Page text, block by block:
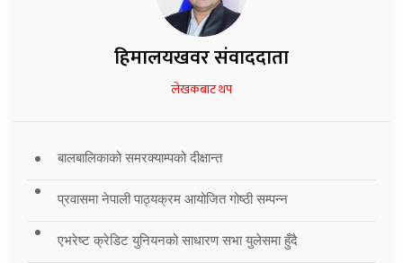
हिमालयखवर संवाददाता
लेखकबाट थप
बालबालिकाको समरक्याम्पको दीक्षान्त
प्रवासमा नेपाली पाठ्यक्रम आयोजित गोष्ठी सम्पन्न
एभरेष्ट क्रेडिट युनियनको साधारण सभा युलेसमा हुँदै